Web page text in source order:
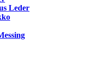
Leder